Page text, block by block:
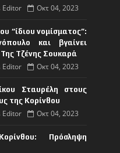
Editor Οκτ 04, 2023
“ίδιου νομίσματος”:
και βγαίνει
Τζένης Σουκαρά
Editor Οκτ 04, 2023
Σταυρέλη στους
της Κορίνθου
Editor Οκτ 04, 2023
Πρόσληψη